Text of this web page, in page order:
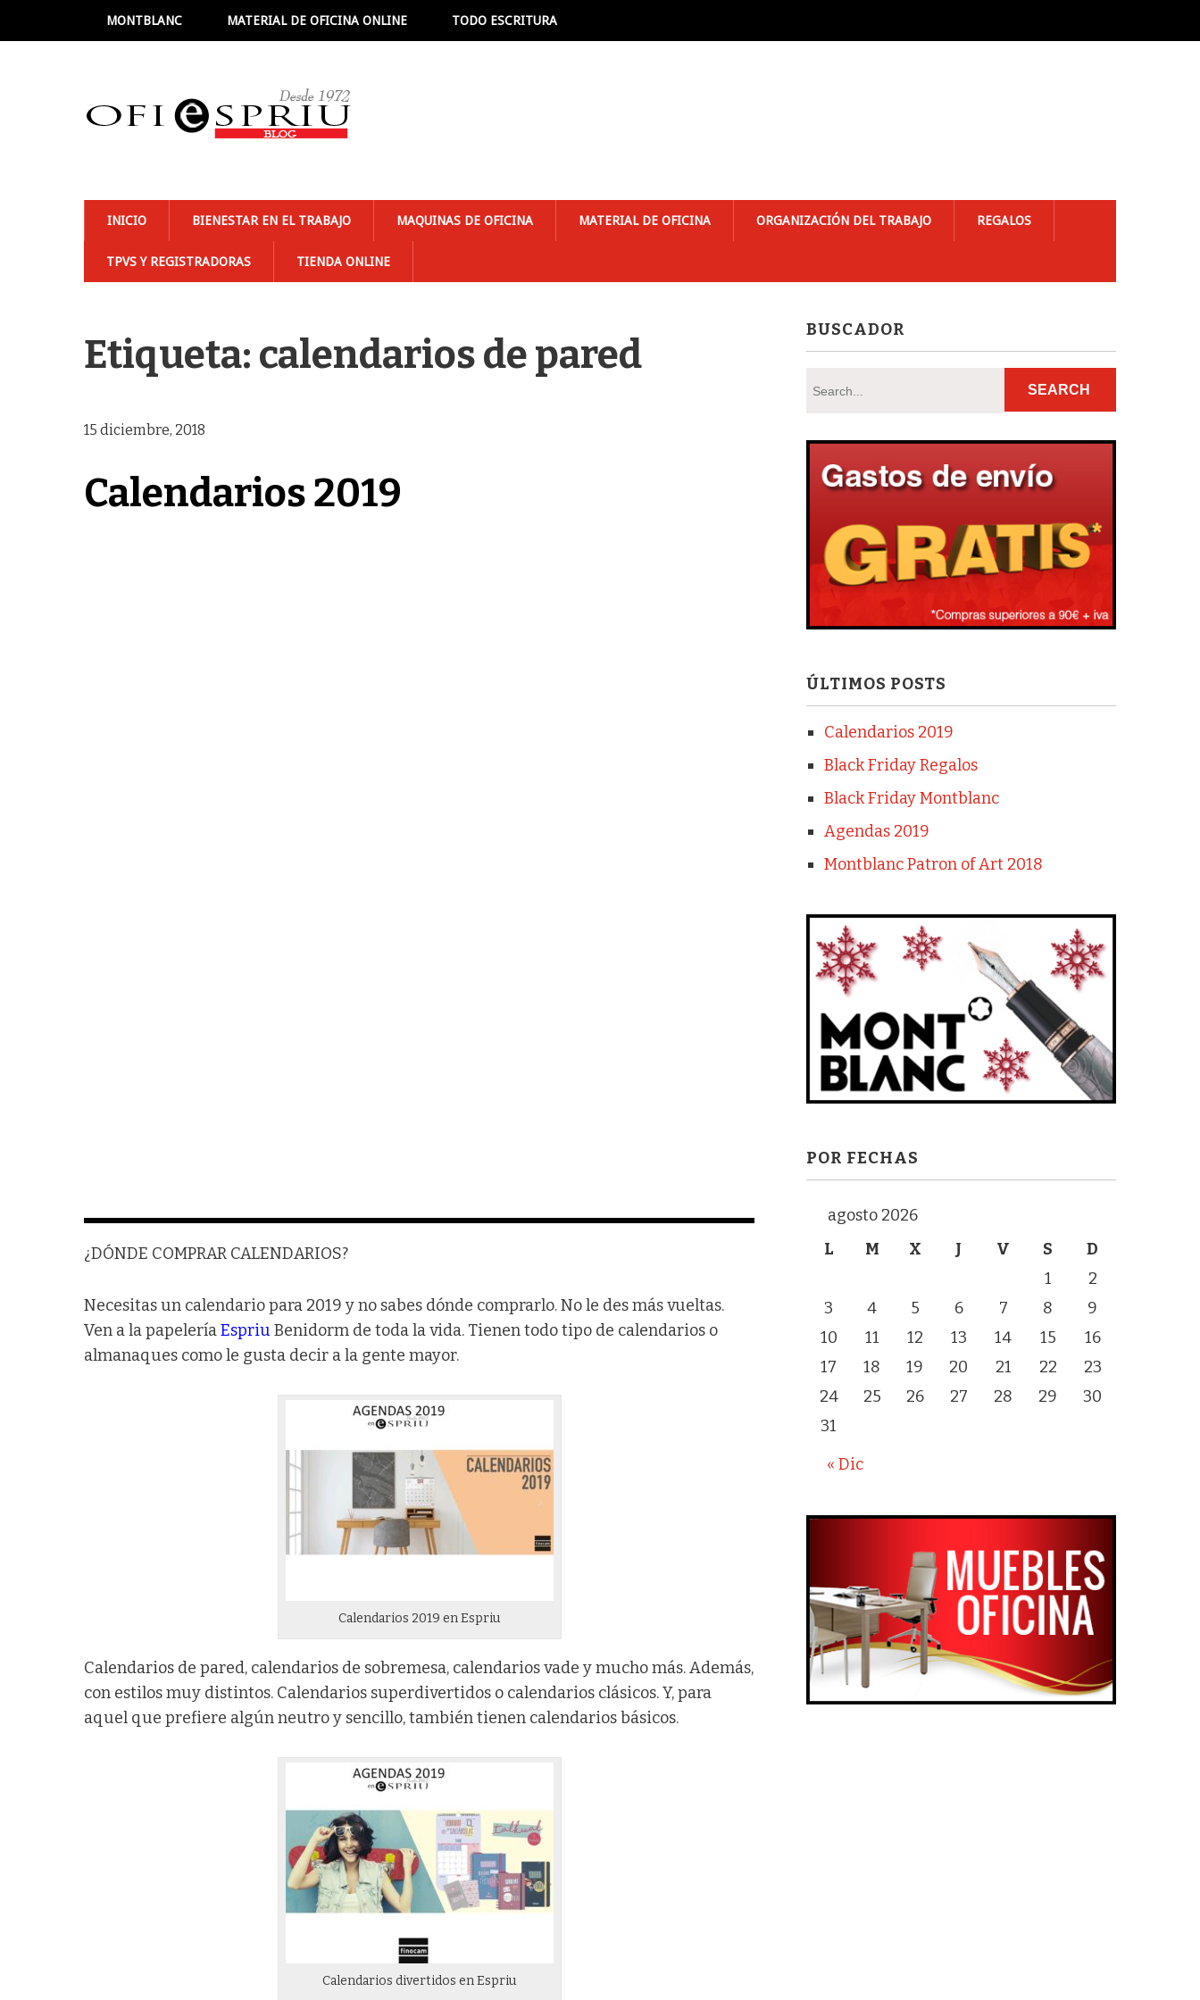
MONTBLANC MATERIAL DE OFICINA ONLINE TODO ESCRITURA
INICIO BIENESTAR EN EL TRABAJO MAQUINAS DE OFICINA MATERIAL DE OFICINA ORGANIZACIÓN DEL TRABAJO REGALOS
TPVS Y REGISTRADORAS TIENDA ONLINE
Etiqueta: calendarios de pared
15 diciembre, 2018
Calendarios 2019
¿DÓNDE COMPRAR CALENDARIOS?
Necesitas un calendario para 2019 y no sabes dónde comprarlo. No le des más vueltas.
Ven a la papeleríaEspriu Benidorm de toda la vida. Tienen todo tipo de calendarios o
almanaques como le gusta decir a la gente mayor.
Calendarios 2019 en Espriu
Calendarios de pared, calendarios de sobremesa, calendarios vade y mucho más. Además,
con estilos muy distintos. Calendarios superdivertidos o calendarios clásicos. Y, para
aquel que prefiere algún neutro y sencillo, también tienen calendarios básicos.
Calendarios divertidos en Espriu
BUSCADOR
ÚLTIMOS POSTS
Calendarios 2019
Black Friday Regalos
Black Friday Montblanc
Agendas 2019
Montblanc Patron of Art 2018
POR FECHAS
agosto 2026
L
M X J V S D
« Dic
1
2
3
4 5 6 7 8
9
10
11 12 13 14 15
16
17
18 19 20 21 22
23
24
25 26 27 28 29
30
31